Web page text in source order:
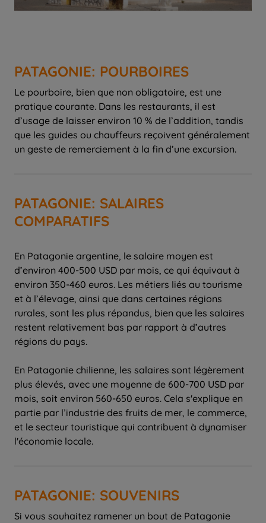
PATAGONIE: POURBOIRES
Le pourboire, bien que non obligatoire, est une
pratique courante. Dans les restaurants, il est
d’usage de laisser environ 10 % de l’addition, tandis
que les guides ou chauffeurs reçoivent généralement
un geste de remerciement à la fin d’une excursion.
PATAGONIE: SALAIRES
COMPARATIFS
En Patagonie argentine, le salaire moyen est
d’environ 400-500 USD par mois, ce qui équivaut à
environ 350-460 euros. Les métiers liés au tourisme
et à l’élevage, ainsi que dans certaines régions
rurales, sont les plus répandus, bien que les salaires
restent relativement bas par rapport à d’autres
régions du pays.
En Patagonie chilienne, les salaires sont légèrement
plus élevés, avec une moyenne de 600-700 USD par
mois, soit environ 560-650 euros. Cela s'explique en
partie par l’industrie des fruits de mer, le commerce,
et le secteur touristique qui contribuent à dynamiser
l'économie locale.
PATAGONIE: SOUVENIRS
Si vous souhaitez ramener un bout de Patagonie